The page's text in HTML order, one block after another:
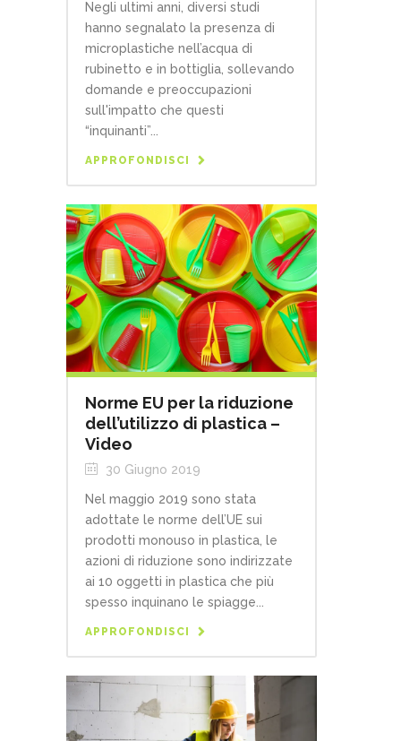
Negli ultimi anni, diversi studi
hanno segnalato la presenza di
microplastiche nell’acqua di
rubinetto e in bottiglia, sollevando
domande e preoccupazioni
sull'impatto che questi
“inquinanti”...
APPROFONDISCI
Norme EU per la riduzione
dell’utilizzo di plastica –
Video
30 Giugno 2019
Nel maggio 2019 sono stata
adottate le norme dell’UE sui
prodotti monouso in plastica, le
azioni di riduzione sono indirizzate
ai 10 oggetti in plastica che più
spesso inquinano le spiagge...
APPROFONDISCI